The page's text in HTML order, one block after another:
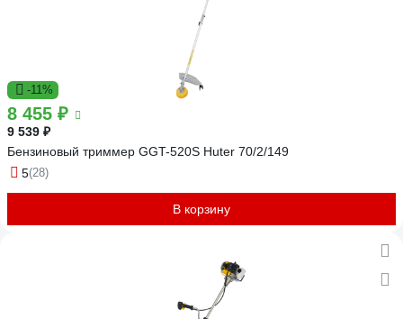
-11%
8 455 ₽
9 539 ₽
Бензиновый триммер GGT-520S Huter 70/2/149
5(28)
В корзину